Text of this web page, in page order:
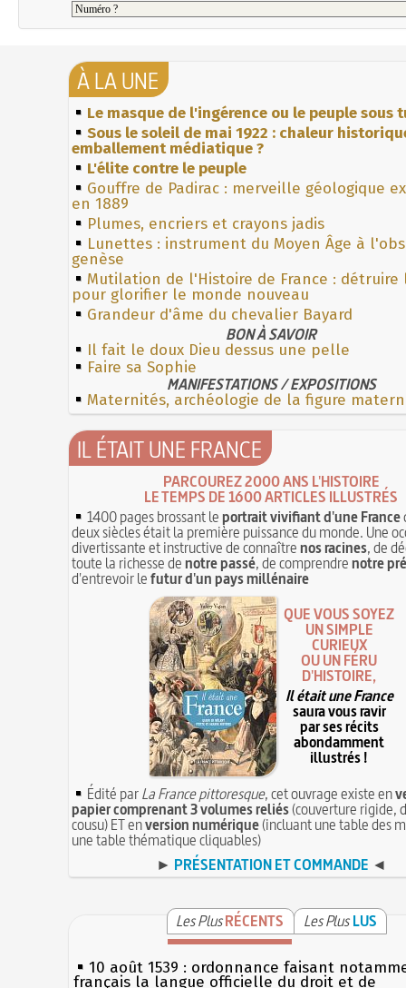
À LA UNE
Le masque de l'ingérence ou le peuple sous
Sous le soleil de mai 1922 : chaleur
emballement médiatique ?
L'élite contre le peuple
Gouffre de Padirac : merveille géologique
en 1889
Plumes, encriers et crayons jadis
Lunettes : instrument du Moyen Âge à
genèse
Mutilation de l'Histoire de France : détruire
pour glorifier le monde nouveau
Grandeur d'âme du chevalier Bayard
BON À SAVOIR
Il fait le doux Dieu dessus une pelle
Faire sa Sophie
MANIFESTATIONS / EXPOSITIONS
Maternités, archéologie de la figure
IL ÉTAIT UNE FRANCE
PARCOUREZ 2000 ANS L'HISTOIRE
LE TEMPS DE 1600 ARTICLES ILLUSTRÉS
1400 pages brossant leportrait vivifiant d'une France
deux siècles était la première puissance du monde. Une
divertissante et instructive de connaîtrenos racines, de
toute la richesse denotre passé, de comprendrenotre
d'entrevoir lefutur d'un pays millénaire
QUE VOUS SOYEZ
UN SIMPLE
CURIEUX
OU UN FÉRU
D'HISTOIRE,
Il était une France
saura vous ravir
par ses récits
abondamment
illustrés !
Édité parLa France pittoresque, cet ouvrage existe en
papier comprenant 3 volumes reliés(couverture rigide,
cousu) ET enversion numérique(incluant une table des
une table thématique cliquables)
► PRÉSENTATION ET COMMANDE ◄
Les PlusRÉCENTS Les Plus LUS
10 août 1539 : ordonnance faisant
français la langue officielle du droit et de